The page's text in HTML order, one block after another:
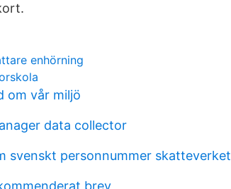
enhörning
om vår miljö
data collector
svenskt personnummer skatteverket
brev